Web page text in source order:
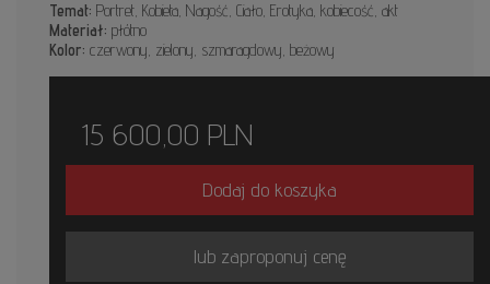
Temat: Portret, Kobieta, Nagość, Ciało, Erotyka, kobiecość, akt
Materiał: płótno
Kolor: czerwony, zielony, szmaragdowy, beżowy
15 600,00 PLN
Dodaj do koszyka
lub zaproponuj cenę